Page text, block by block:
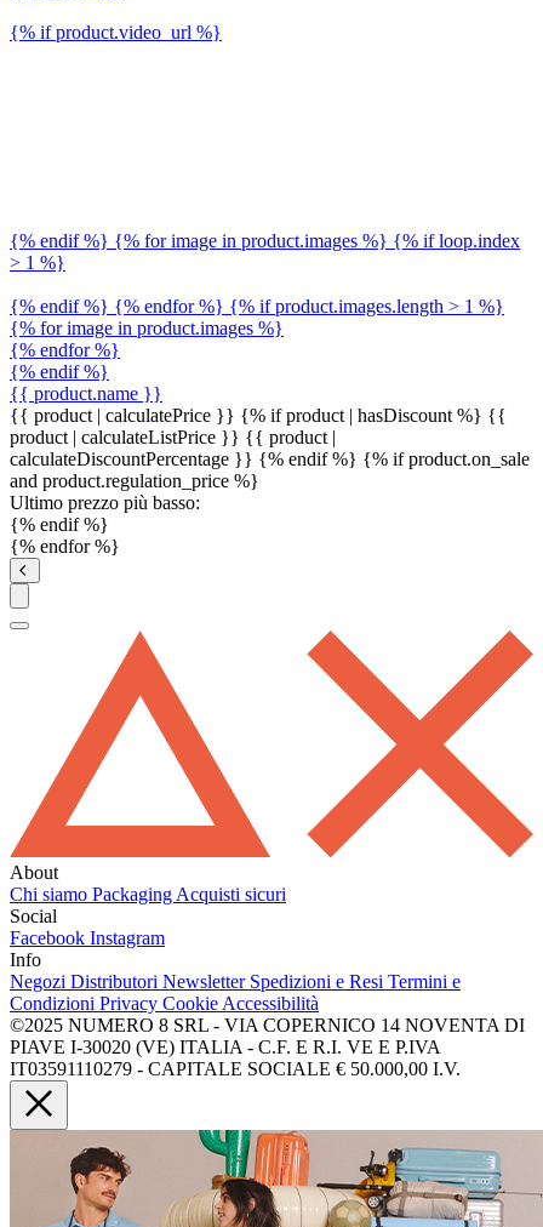
{% if product.video_url %}
{% endif %} {% for image in product.images %} {% if loop.index
> 1 %}
{% endif %} {% endfor %} {% if product.images.length > 1 %}
{% for image in product.images %}
{% endfor %}
{% endif %}
{{ product.name }}
{{ product | calculatePrice }} {% if product | hasDiscount %} {{
product | calculateListPrice }} {{ product |
calculateDiscountPercentage }} {% endif %} {% if product.on_sale
and product.regulation_price %}
Ultimo prezzo più basso:
{% endif %}
{% endfor %}
About
Chi siamo Packaging Acquisti sicuri
Social
Facebook Instagram
Info
Negozi Distributori Newsletter Spedizioni e Resi Termini e
Condizioni Privacy Cookie Accessibilità
©2025 NUMERO 8 SRL - VIA COPERNICO 14 NOVENTA DI
PIAVE I-30020 (VE) ITALIA - C.F. E R.I. VE E P.IVA
IT03591110279 - CAPITALE SOCIALE € 50.000,00 I.V.